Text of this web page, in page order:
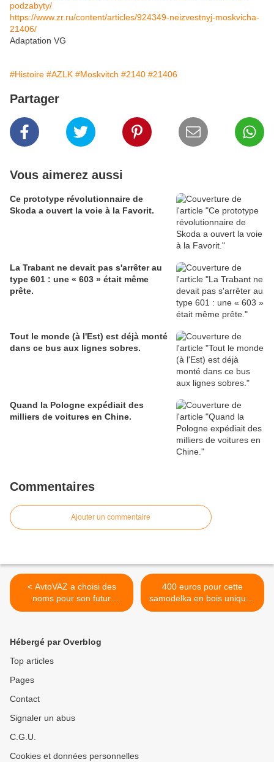
podzabyty/
https://www.zr.ru/content/articles/924349-neizvestnyj-moskvicha-
21406/
Adaptation VG
#Histoire #AZLK #Moskvitch #2140 #21406
Partager
Vous aimerez aussi
Ce prototype révolutionnaire de
Skoda a ouvert la voie à la Favorit.
La Trabant ne devait pas s'arrêter au
type 601 : une « 603 » était même
prête.
Tout le monde (à l'Est) est déjà monté
dans ce bus aux lignes sobres.
Quand la Pologne expédiait des
milliers de voitures en Chine.
Commentaires
Ajouter un commentaire
< AvtoVAZ a choisi des
noms pour son futur
modèle.
400 euros pour cette
samodelka en bois unique !
>
Hébergé par Overblog
Top articles
Pages
Contact
Signaler un abus
C.G.U.
Cookies et données personnelles